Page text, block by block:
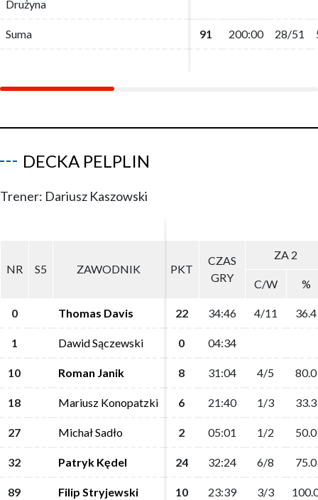
Drużyna
Suma 91 200:00 28/51
Drużyna
Suma 91 200:00 28/51
DECKA PELPLIN
Trener: Dariusz Kaszowski
NR S5 ZAWODNIK PKT
CZAS
GRY
ZA 2
C/W %
0 Thomas Davis 22 34:46 4/11 36.4
1 Dawid Sączewski 0 04:34
10 Roman Janik 8 31:04 4/5 80.0
18 Mariusz Konopatzki 6 21:40 1/3 33.3
27 Michał Sadło 2 05:01 1/2 50.0
32 Patryk Kędel 24 32:24 6/8 75.0
89 Filip Stryjewski 10 23:39 3/3
NR S5 ZAWODNIK PKT
CZAS
GRY
ZA 2
C/W %
0 Thomas Davis 22 34:46 4/11 36.4
1 Dawid Sączewski 0 04:34
10 Roman Janik 8 31:04 4/5 80.0
18 Mariusz Konopatzki 6 21:40 1/3 33.3
27 Michał Sadło 2 05:01 1/2 50.0
32 Patryk Kędel 24 32:24 6/8 75.0
89 Filip Stryjewski 10 23:39 3/3